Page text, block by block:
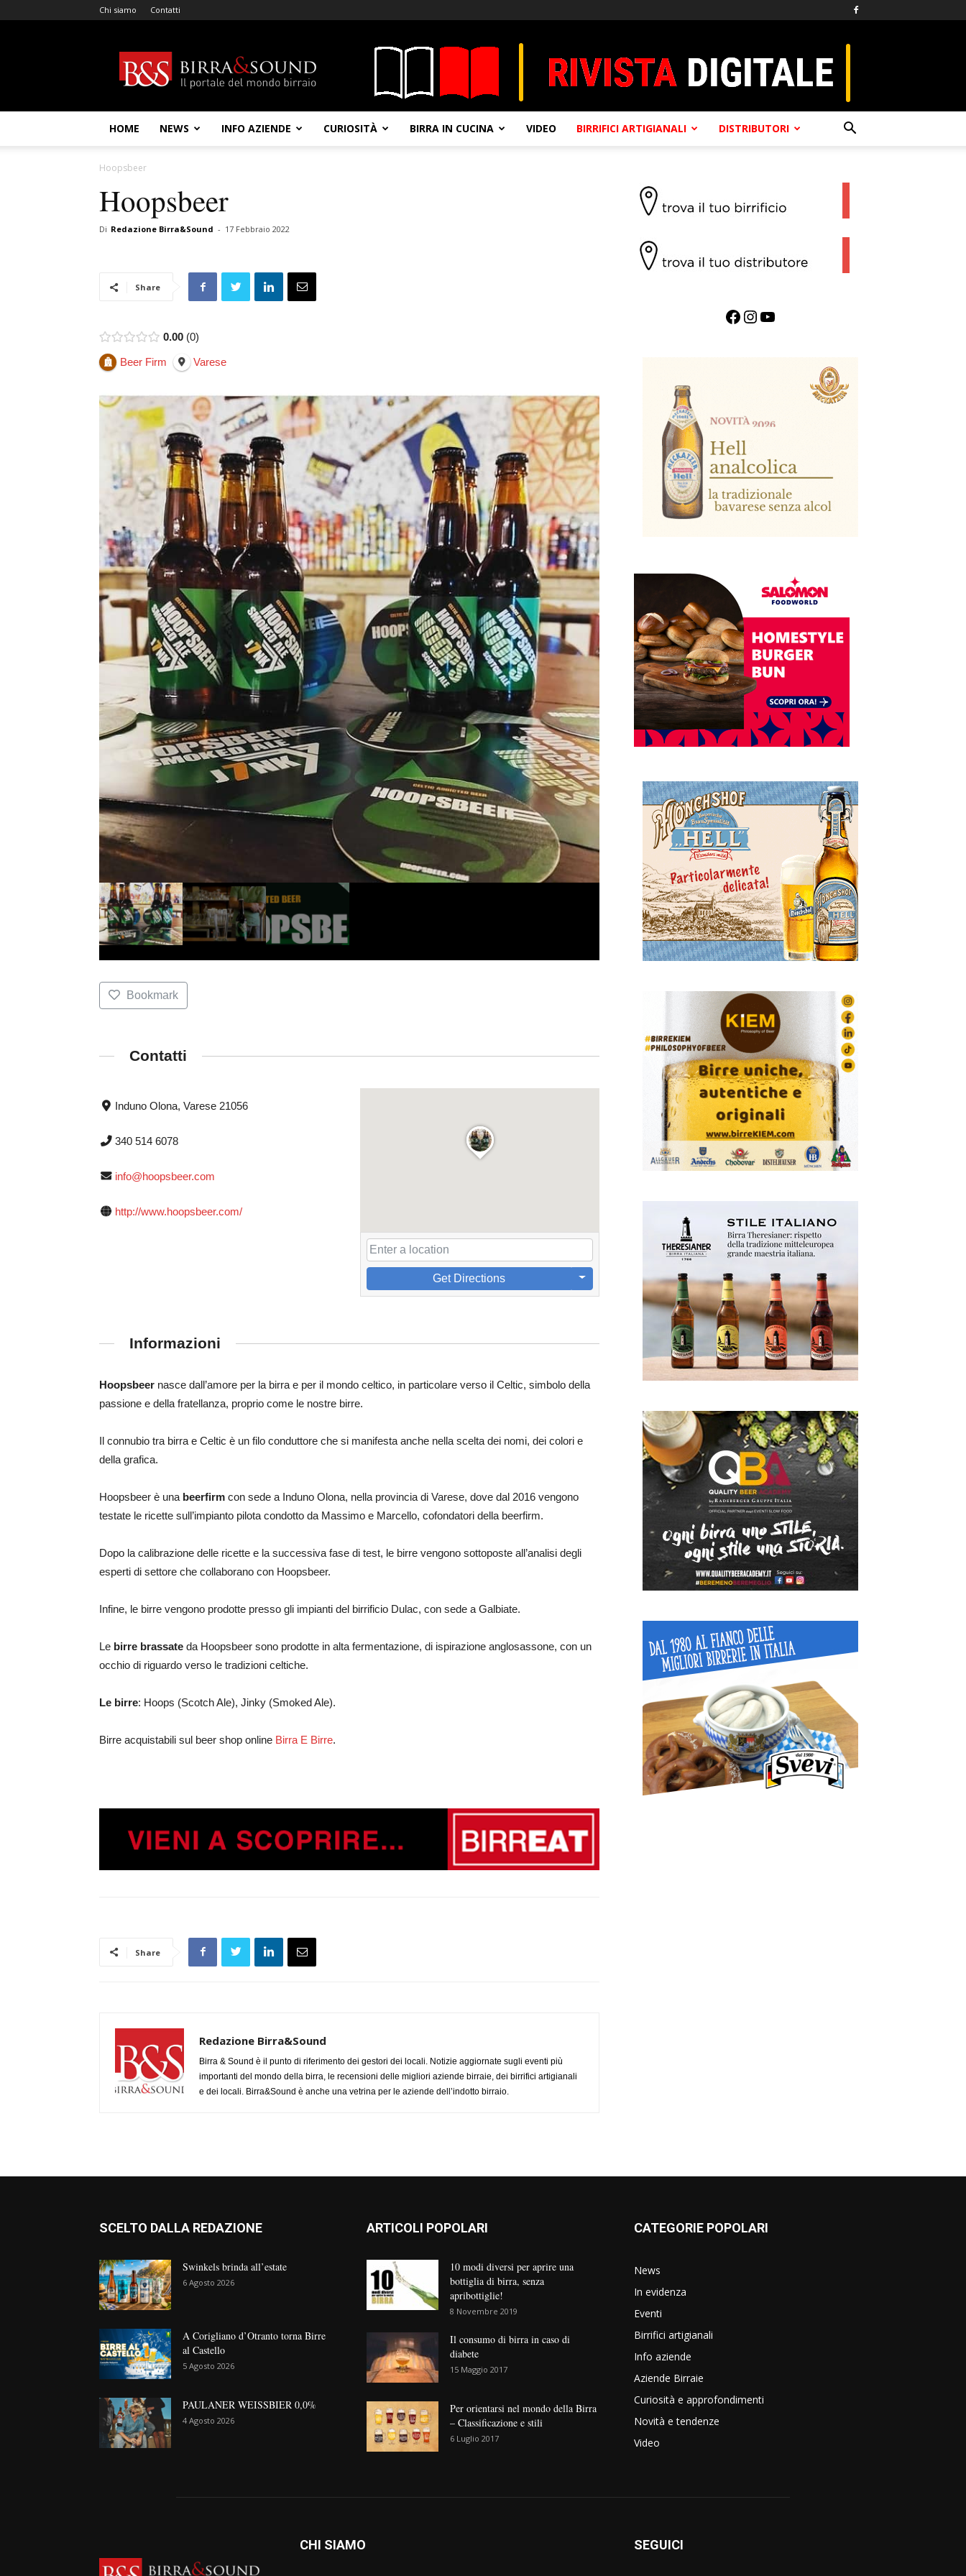
Chi siamo Contatti
&
Sound
HOME NEWS INFO AZIENDE CURIOSITÀ BIRRA IN CUCINA VIDEO BIRRIFICI ARTIGIANALI DISTRIBUTORI
Hoopsbeer
Hoopsbeer
Di Redazione Birra&Sound - 17 Febbraio 2022
Share
0.00 0
Beer Firm Varese
Bookmark
Contatti
Induno Olona, Varese 21056
340 514 6078
info@hoopsbeer.com
http://www.hoopsbeer.com/
Get Directions
Informazioni
Hoopsbeer nasce dall’amore per la birra e per il mondo celtico, in particolare verso il Celtic, simbolo della
passione e della fratellanza, proprio come le nostre birre.
Il connubio tra birra e Celtic è un filo conduttore che si manifesta anche nella scelta dei nomi, dei colori e
della grafica.
Hoopsbeer è una beerfirm con sede a Induno Olona, nella provincia di Varese, dove dal 2016 vengono
testate le ricette sull’impianto pilota condotto da Massimo e Marcello, cofondatori della beerfirm.
Dopo la calibrazione delle ricette e la successiva fase di test, le birre vengono sottoposte all’analisi degli
esperti di settore che collaborano con Hoopsbeer.
Infine, le birre vengono prodotte presso gli impianti del birrificio Dulac, con sede a Galbiate.
Le birre brassate da Hoopsbeer sono prodotte in alta fermentazione, di ispirazione anglosassone, con un
occhio di riguardo verso le tradizioni celtiche.
Le birre: Hoops (Scotch Ale), Jinky (Smoked Ale).
Birre acquistabili sul beer shop online Birra E Birre.
Share
Redazione Birra&Sound
Birra & Sound è il punto di riferimento dei gestori dei locali. Notizie aggiornate sugli eventi più
importanti del mondo della birra, le recensioni delle migliori aziende birraie, dei birrifici artigianali
e dei locali. Birra&Sound è anche una vetrina per le aziende dell’indotto birraio.
Facebook InstagramYouTube
SCELTO DALLA REDAZIONE
Swinkels brinda all’estate
6 Agosto 2026
A Corigliano d’Otranto torna Birre
al Castello
5 Agosto 2026
PAULANER WEISSBIER 0,0%
4 Agosto 2026
ARTICOLI POPOLARI
10 modi diversi per aprire una
bottiglia di birra, senza
apribottiglie!
8 Novembre 2019
Il consumo di birra in caso di
diabete
15 Maggio 2017
Per orientarsi nel mondo della Birra
– Classificazione e stili
6 Luglio 2017
CATEGORIE POPOLARI
News
In evidenza
Eventi
Birrifici artigianali
Info aziende
Aziende Birraie
Curiosità e approfondimenti
Novità e tendenze
Video
CHI SIAMO SEGUICI